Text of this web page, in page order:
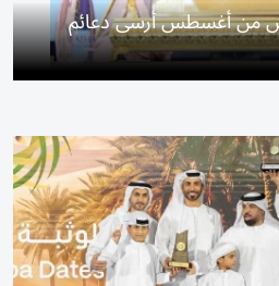
من أغسطس أرسى دعائم